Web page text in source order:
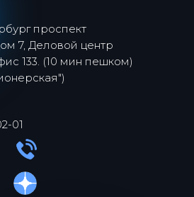
01
проспект
7, Деловой центр
133. (10 мин пешком)